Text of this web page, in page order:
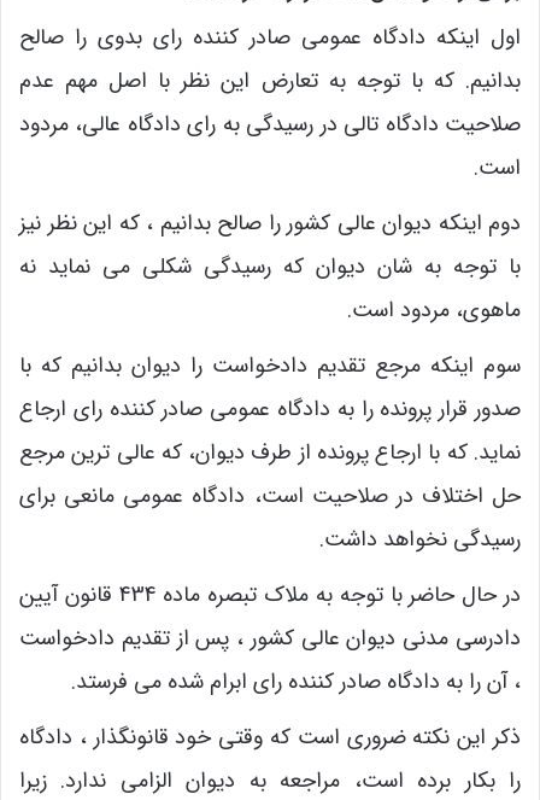
اول اینکه دادگاه عمومی صادر کننده رای بدوی را صالح
بدانیم. که با توجه به تعارض این نظر با اصل مهم عدم
صلاحیت دادگاه تالی در رسیدگی به رای دادگاه عالی، مردود
است.
دوم اینکه دیوان عالی کشور را صالح بدانیم ، که این نظر نیز
با توجه به شان دیوان که رسیدگی شکلی می نماید نه
ماهوی، مردود است.
سوم اینکه مرجع تقدیم دادخواست را دیوان بدانیم که با
صدور قرار پرونده را به دادگاه عمومی صادر کننده رای ارجاع
نماید. که با ارجاع پرونده از طرف دیوان، که عالی ترین مرجع
حل اختلاف در صلاحیت است، دادگاه عمومی مانعی برای
رسیدگی نخواهد داشت.
در حال حاضر با توجه به ملاک تبصره ماده 434 قانون آیین
دادرسی مدنی دیوان عالی کشور ، پس از تقدیم دادخواست
، آن را به دادگاه صادر کننده رای ابرام شده می فرستد.
ذکر این نکته ضروری است که وقتی خود قانونگذار ، دادگاه
را بکار برده است، مراجعه به دیوان الزامی ندارد. زیرا